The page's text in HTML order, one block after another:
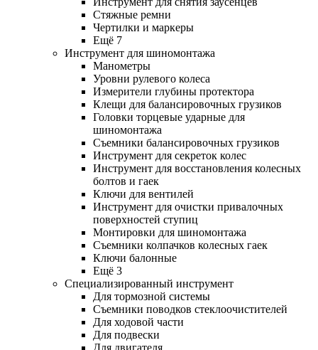
Стяжные ремни
Чертилки и маркеры
Ещё 7
Инструмент для шиномонтажа
Манометры
Уровни рулевого колеса
Измерители глубины протектора
Клещи для балансировочных грузиков
Головки торцевые ударные для
шиномонтажа
Съемники балансировочных грузиков
Инструмент для секреток колес
Инструмент для восстановления колесных
болтов и гаек
Ключи для вентилей
Инструмент для очистки привалочных
поверхностей ступиц
Монтировки для шиномонтажа
Съемники колпачков колесных гаек
Ключи балонные
Ещё 3
Специализированный инструмент
Для тормозной системы
Съемники поводков стеклоочистителей
Для ходовой части
Для подвески